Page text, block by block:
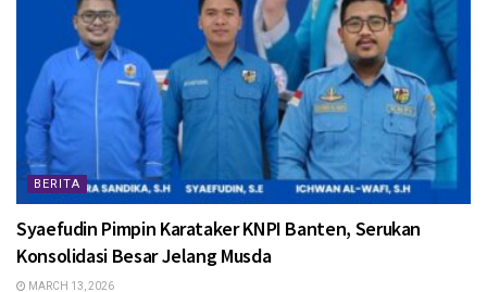
BERITA
Syaefudin Pimpin Karataker KNPI Banten, Serukan
Konsolidasi Besar Jelang Musda
MARCH 13, 2026